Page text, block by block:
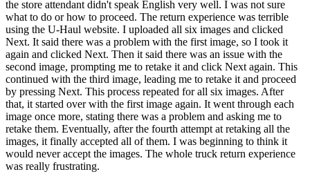
the store attendant didn't speak English very well. I was not sure
what to do or how to proceed. The return experience was terrible
using the U-Haul website. I uploaded all six images and clicked
Next. It said there was a problem with the first image, so I took it
again and clicked Next. Then it said there was an issue with the
second image, prompting me to retake it and click Next again. This
continued with the third image, leading me to retake it and proceed
by pressing Next. This process repeated for all six images. After
that, it started over with the first image again. It went through each
image once more, stating there was a problem and asking me to
retake them. Eventually, after the fourth attempt at retaking all the
images, it finally accepted all of them. I was beginning to think it
would never accept the images. The whole truck return experience
was really frustrating.